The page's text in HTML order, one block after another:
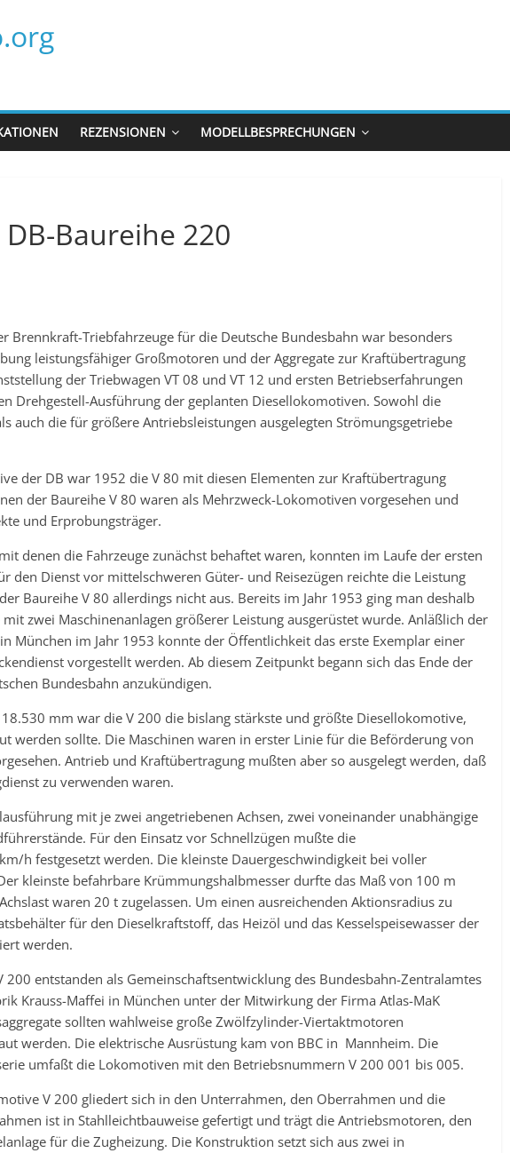
REZENSIONEN MODELLBESPRECHUNGEN
Baureihe 220
Brennkraft-Triebfahrzeuge für die Deutsche Bundesbahn war besonders
leistungsfähiger Großmotoren und der Aggregate zur Kraftübertragung
der Triebwagen VT 08 und VT 12 und ersten Betriebserfahrungen
Drehgestell-Ausführung der geplanten Diesellokomotiven. Sowohl die
auch die für größere Antriebsleistungen ausgelegten Strömungsgetriebe
der DB war 1952 die V 80 mit diesen Elementen zur Kraftübertragung
der Baureihe V 80 waren als Mehrzweck-Lokomotiven vorgesehen und
und Erprobungsträger.
denen die Fahrzeuge zunächst behaftet waren, konnten im Laufe der ersten
den Dienst vor mittelschweren Güter- und Reisezügen reichte die Leistung
Baureihe V 80 allerdings nicht aus. Bereits im Jahr 1953 ging man deshalb
zwei Maschinenanlagen größerer Leistung ausgerüstet wurde. Anläßlich der
München im Jahr 1953 konnte der Öffentlichkeit das erste Exemplar einer
vorgestellt werden. Ab diesem Zeitpunkt begann sich das Ende der
Bundesbahn anzukündigen.
mm war die V 200 die bislang stärkste und größte Diesellokomotive,
werden sollte. Die Maschinen waren in erster Linie für die Beförderung von
Antrieb und Kraftübertragung mußten aber so ausgelegt werden, daß
zu verwenden waren.
mit je zwei angetriebenen Achsen, zwei voneinander unabhängige
Für den Einsatz vor Schnellzügen mußte die
h festgesetzt werden. Die kleinste Dauergeschwindigkeit bei voller
kleinste befahrbare Krümmungshalbmesser durfte das Maß von 100 m
waren 20 t zugelassen. Um einen ausreichenden Aktionsradius zu
für den Dieselkraftstoff, das Heizöl und das Kesselspeisewasser der
werden.
entstanden als Gemeinschaftsentwicklung des Bundesbahn-Zentralamtes
Krauss-Maffei in München unter der Mitwirkung der Firma Atlas-MaK
sollten wahlweise große Zwölfzylinder-Viertaktmotoren
werden. Die elektrische Ausrüstung kam von BBC in Mannheim. Die
umfaßt die Lokomotiven mit den Betriebsnummern V 200 001 bis 005.
V 200 gliedert sich in den Unterrahmen, den Oberrahmen und die
ist in Stahlleichtbauweise gefertigt und trägt die Antriebsmotoren, den
für die Zugheizung. Die Konstruktion setzt sich aus zwei in